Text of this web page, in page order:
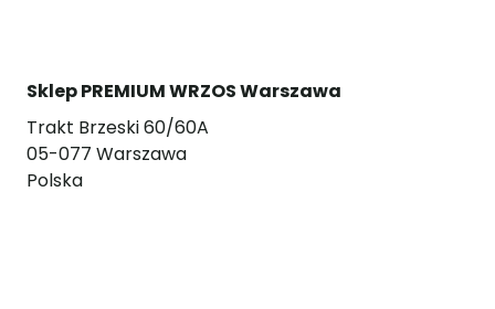
Sklep PREMIUM WRZOS Warszawa
Trakt Brzeski 60/60A
05-077 Warszawa
Polska